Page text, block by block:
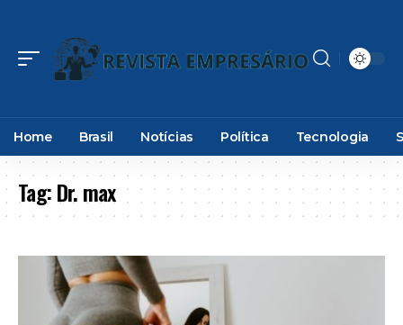
Home Brasil Notícias Política Tecnologia
Tag:Dr. max